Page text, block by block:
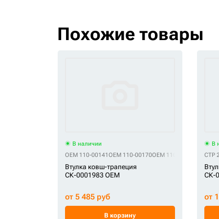
Похожие товары
В наличии
OEM 110-00141 OEM 110-00170OEM 110-00206 OEM
Втулка ковш-трапеция
СК-0001983 OEM
от 5 485 руб
В корзину
В
CTP
СК-
от